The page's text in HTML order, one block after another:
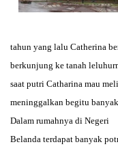
tahun yang lalu Catherina
berkunjung ke tanah
saat putri Catharina mau
meninggalkan begitu
Dalam rumahnya di Negeri
Belanda terdapat banyak